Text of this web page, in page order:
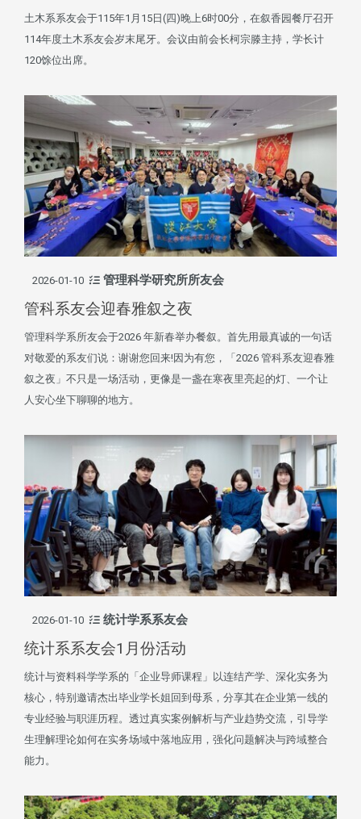
土木系系友会于115年1月15日(四)晚上6时00分，在叙香园餐厅召开
114年度土木系友会岁末尾牙。会议由前会长柯宗滕主持，学长计
120馀位出席。
2026-01-10 管理科学研究所所友会
管科系友会迎春雅叙之夜
管理科学系所友会于2026 年新春举办餐叙。首先用最真诚的一句话
对敬爱的系友们说：谢谢您回来!因为有您，「2026 管科系友迎春雅
叙之夜」不只是一场活动，更像是一盏在寒夜里亮起的灯、一个让
人安心坐下聊聊的地方。
2026-01-10 统计学系系友会
统计系系友会1月份活动
统计与资料科学学系的「企业导师课程」以连结产学、深化实务为
核心，特别邀请杰出毕业学长姐回到母系，分享其在企业第一线的
专业经验与职涯历程。透过真实案例解析与产业趋势交流，引导学
生理解理论如何在实务场域中落地应用，强化问题解决与跨域整合
能力。